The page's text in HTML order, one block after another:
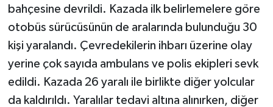
bahçesine devrildi. Kazada ilk belirlemelere göre
otobüs sürücüsünün de aralarında bulunduğu 30
kişi yaralandı. Çevredekilerin ihbarı üzerine olay
yerine çok sayıda ambulans ve polis ekipleri sevk
edildi. Kazada 26 yaralı ile birlikte diğer yolcular
da kaldırıldı. Yaralılar tedavi altına alınırken, diğer